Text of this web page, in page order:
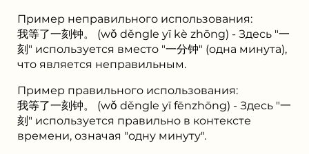
Пример неправильного использования:
我等了⼀刻钟。 (wǒ děngle yī kè zhōng) - Здесь "⼀
刻" используется вместо "一分钟" (одна минута),
что является неправильным.
Пример правильного использования:
我等了⼀刻钟。 (wǒ děngle yī fēnzhōng) - Здесь "⼀
刻" используется правильно в контексте
времени, означая "одну минуту".